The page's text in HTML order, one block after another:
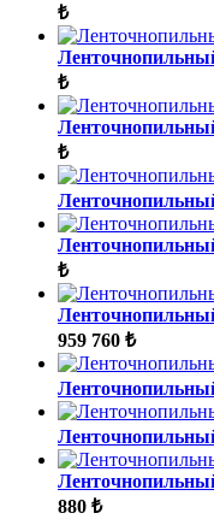
₺
₺
₺
₺
959 760 ₺
880 ₺